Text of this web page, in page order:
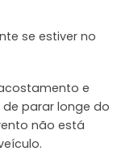
se estiver no
e
de parar longe do
não está